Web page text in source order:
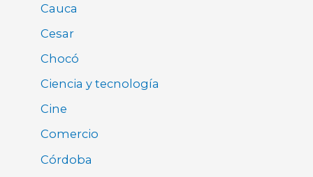
Cauca
Cesar
Chocó
Ciencia y tecnología
Cine
Comercio
Córdoba